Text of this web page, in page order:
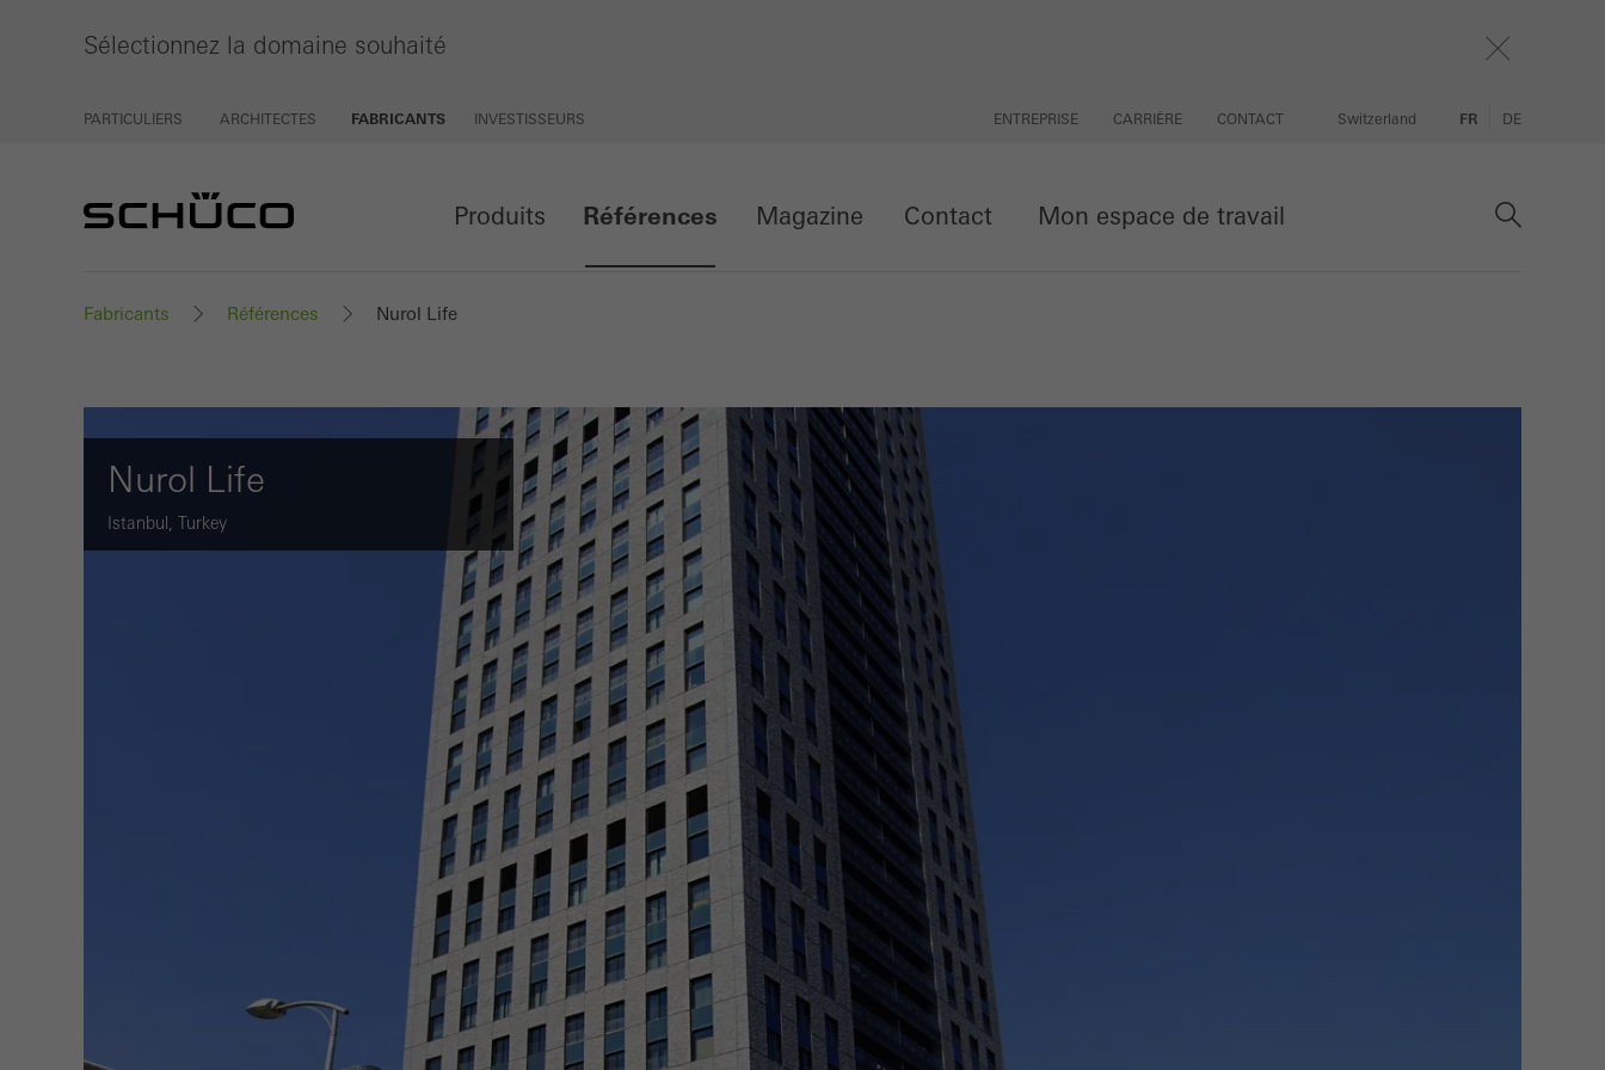
Sélectionnez la domaine souhaité
PARTICULIERS ARCHITECTES FABRICANTS INVESTISSEURS ENTREPRISE CARRIÈRE CONTACT Switzerland FR DE
Produits Références Magazine Contact Mon espace de travail
Fabricants Références Nurol Life
Nurol Life
Istanbul, Turkey